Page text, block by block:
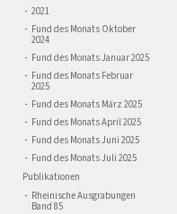
2021
Fund des Monats Oktober
2024
Fund des Monats Januar 2025
Fund des Monats Februar
2025
Fund des Monats März 2025
Fund des Monats April 2025
Fund des Monats Juni 2025
Fund des Monats Juli 2025
Publikationen
Rheinische Ausgrabungen
Band 85